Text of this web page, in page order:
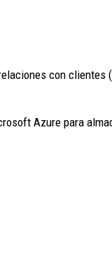
con clientes
Azure para